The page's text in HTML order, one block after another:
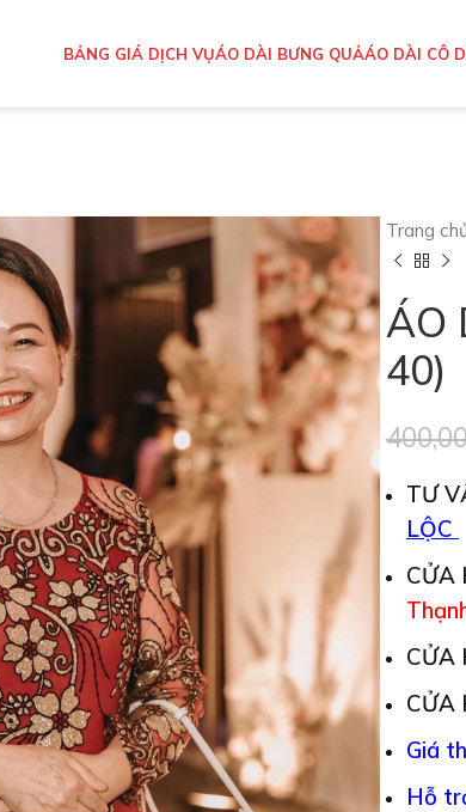
BẢNG GIÁ DỊCH VỤÁO DÀI BƯNG QUẢÁO DÀI CÔ
Trang
ÁO
40)
TƯ
LỘC
CỬA
CỬA
CỬA
Giá
Hỗ